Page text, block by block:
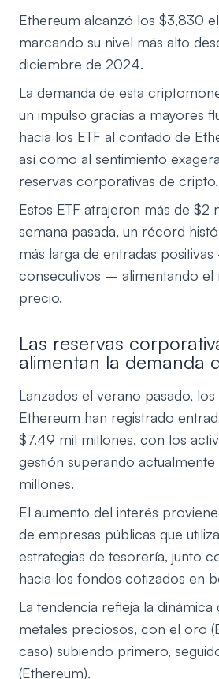
Ethereum alcanzó los $3,830 el
marcando su nivel más alto
diciembre de 2024.
La demanda de esta
un impulso gracias a mayores
hacia los ETF al contado de
así como al sentimiento
reservas corporativas de cripto.
Estos ETF atrajeron más de $2
semana pasada, un récord
más larga de entradas positivas
consecutivos – alimentando el
precio.
Las reservas
alimentan la demanda
Lanzados el verano pasado, los
Ethereum han registrado
$7.49 mil millones, con los
gestión superando actualmente
millones.
El aumento del interés
de empresas públicas que
estrategias de tesorería, junto
hacia los fondos cotizados en
La tendencia refleja la
metales preciosos, con el oro
caso) subiendo primero,
(Ethereum).